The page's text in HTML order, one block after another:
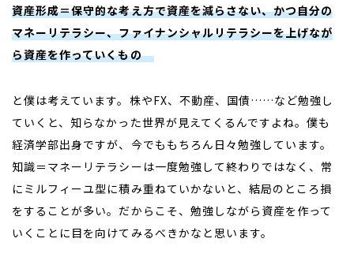
資産形成＝保守的な考え方で資産を減らさない、かつ自分の
マネーリテラシー、ファイナンシャルリテラシーを上げなが
ら資産を作っていくもの
と僕は考えています。株やFX、不動産、国債……など勉強し
ていくと、知らなかった世界が見えてくるんですよね。僕も
経済学部出身ですが、今でももちろん日々勉強しています。
知識＝マネーリテラシーは一度勉強して終わりではなく、常
にミルフィーユ型に積み重ねていかないと、結局のところ損
をすることが多い。だからこそ、勉強しながら資産を作って
いくことに目を向けてみるべきかなと思います。